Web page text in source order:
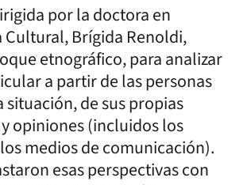
por la doctora en
Brígida Renoldi,
etnográfico, para analizar
a partir de las personas
situación, de sus propias
opiniones (incluidos los
medios de comunicación).
esas perspectivas con